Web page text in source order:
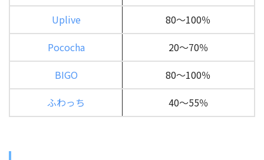
Uplive
80～100％
Pococha
20～70％
BIGO
80～100％
ふわっち
40～55％